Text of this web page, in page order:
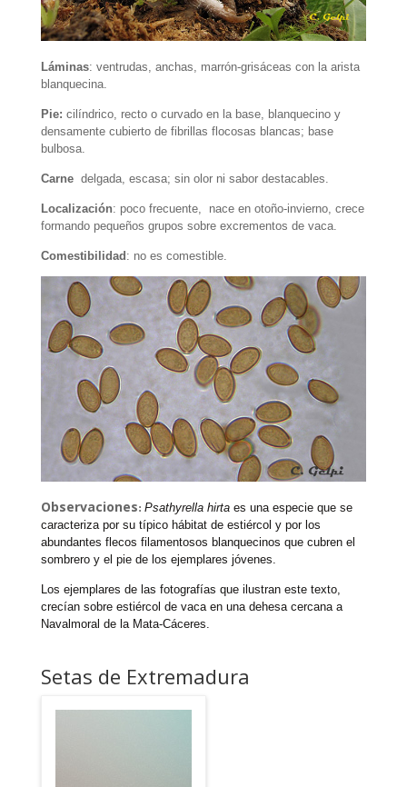
Láminas: ventrudas, anchas, marrón-grisáceas con la arista
blanquecina.
Pie: cilíndrico, recto o curvado en la base, blanquecino y
densamente cubierto de fibrillas flocosas blancas; base
bulbosa.
Carnedelgada, escasa; sin olor ni sabor destacables.
Localización: poco frecuente, nace en otoño-invierno, crece
formando pequeños grupos sobre excrementos de vaca.
Comestibilidad : no es comestible.
Observaciones: Psathyrella hirtaes una especie que se
caracteriza por su típico hábitat de estiércol y por los
abundantes flecos filamentosos blanquecinos que cubren el
sombrero y el pie de los ejemplares jóvenes.
Los ejemplares de las fotografías que ilustran este texto,
crecían sobre estiércol de vaca en una dehesa cercana a
Navalmoral de la Mata-Cáceres.
Setas de Extremadura